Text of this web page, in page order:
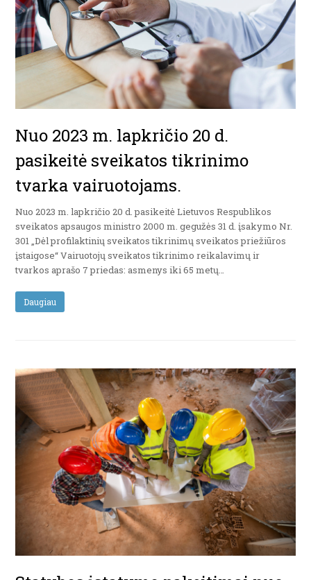
Nuo 2023 m. lapkričio 20 d.
pasikeitė sveikatos tikrinimo
tvarka vairuotojams.
Nuo 2023 m. lapkričio 20 d. pasikeitė Lietuvos Respublikos
sveikatos apsaugos ministro 2000 m. gegužės 31 d. įsakymo Nr.
301 „Dėl profilaktinių sveikatos tikrinimų sveikatos priežiūros
įstaigose“ Vairuotojų sveikatos tikrinimo reikalavimų ir
tvarkos aprašo 7 priedas: asmenys iki 65 metų…
Daugiau